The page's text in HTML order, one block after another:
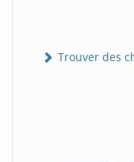
Trouver des